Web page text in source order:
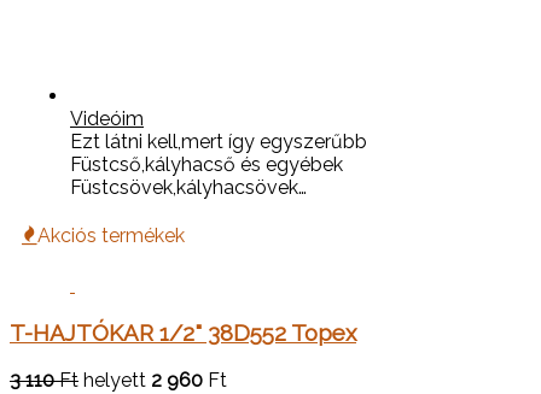
Videóim
Ezt látni kell,mert így egyszerűbb
Füstcső,kályhacső és egyébek
Füstcsövek,kályhacsövek…
Akciós termékek
T-HAJTÓKAR 1/2" 38D552 Topex
3 110 Ft helyett 2 960 Ft